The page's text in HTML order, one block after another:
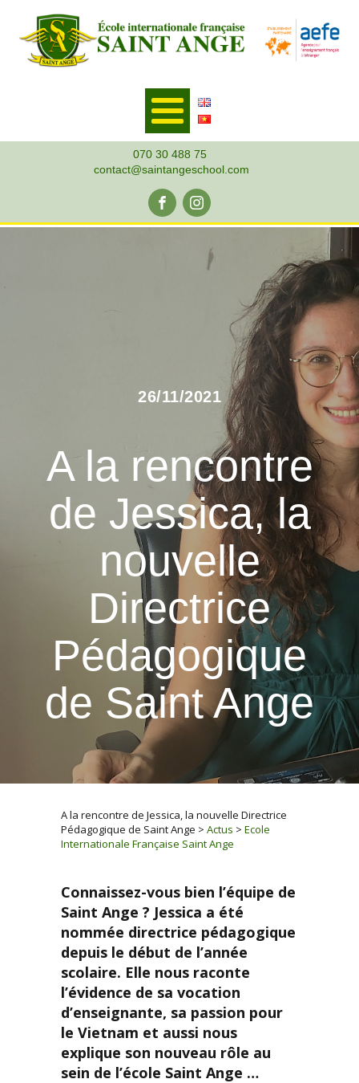
070 30 488 75
contact@saintangeschool.com
26/11/2021
A la rencontre
de Jessica, la
nouvelle
Directrice
Pédagogique
de Saint Ange
A la rencontre de Jessica, la nouvelle Directrice
Pédagogique de Saint Ange >Actus >Ecole
Internationale Française Saint Ange
Connaissez-vous bien l’équipe de
Saint Ange ? Jessica a été
nommée directrice pédagogique
depuis le début de l’année
scolaire. Elle nous raconte
l’évidence de sa vocation
d’enseignante, sa passion pour
le Vietnam et aussi nous
explique son nouveau rôle au
sein de l’école Saint Ange …